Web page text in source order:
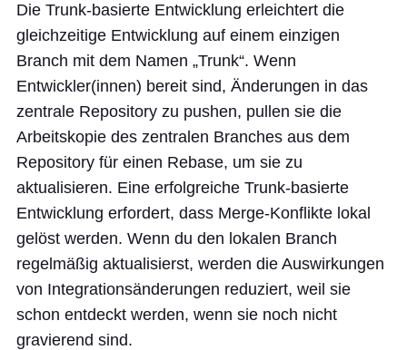
Die Trunk-basierte Entwicklung erleichtert die
gleichzeitige Entwicklung auf einem einzigen
Branch mit dem Namen „Trunk“. Wenn
Entwickler(innen) bereit sind, Änderungen in das
zentrale Repository zu pushen, pullen sie die
Arbeitskopie des zentralen Branches aus dem
Repository für einen Rebase, um sie zu
aktualisieren. Eine erfolgreiche Trunk-basierte
Entwicklung erfordert, dass Merge-Konflikte lokal
gelöst werden. Wenn du den lokalen Branch
regelmäßig aktualisierst, werden die Auswirkungen
von Integrationsänderungen reduziert, weil sie
schon entdeckt werden, wenn sie noch nicht
gravierend sind.